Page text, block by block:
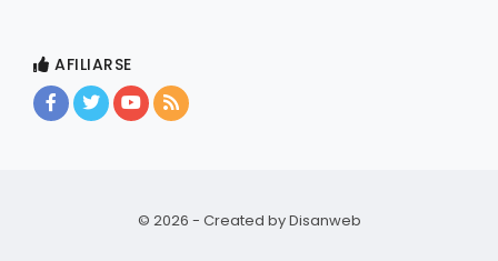
AFILIARSE
© 2026 - Created byDisanweb